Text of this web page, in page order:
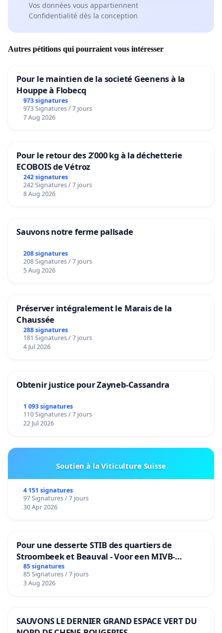
Vos données vous appartiennent
Confidentialité dès la conception
Autres pétitions qui pourraient vous intéresser
Pour le maintien de la societé Geenens à la
Houppe à Flobecq
973 signatures
973 Signatures / 7 jours
7 Aug 2026
Pour le retour des 2’000 kg à la déchetterie
ECOBOIS de Vétroz
242 signatures
242 Signatures / 7 jours
8 Aug 2026
Sauvons notre ferme pallsade
208 signatures
208 Signatures / 7 jours
5 Aug 2026
Préserver intégralement le Marais de la
Chaussée
288 signatures
181 Signatures / 7 jours
4 Jul 2026
Obtenir justice pour Zayneb-Cassandra
1 093 signatures
110 Signatures / 7 jours
22 Jul 2026
Soutien à la Viticulture Suisse
4 151 signatures
97 Signatures / 7 jours
30 Apr 2026
Pour une desserte STIB des quartiers de
Stroombeek et Beauval - Voor een MIVB-
bediening van de wijken Strombeek en Het
Voor
85 signatures
85 Signatures / 7 jours
3 Aug 2026
SAUVONS LE DERNIER GRAND ESPACE VERT DU